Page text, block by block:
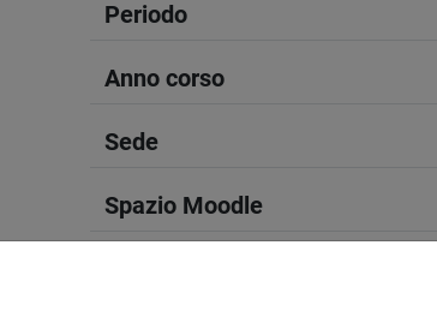
Periodo
Anno corso
Sede
Spazio Moodle